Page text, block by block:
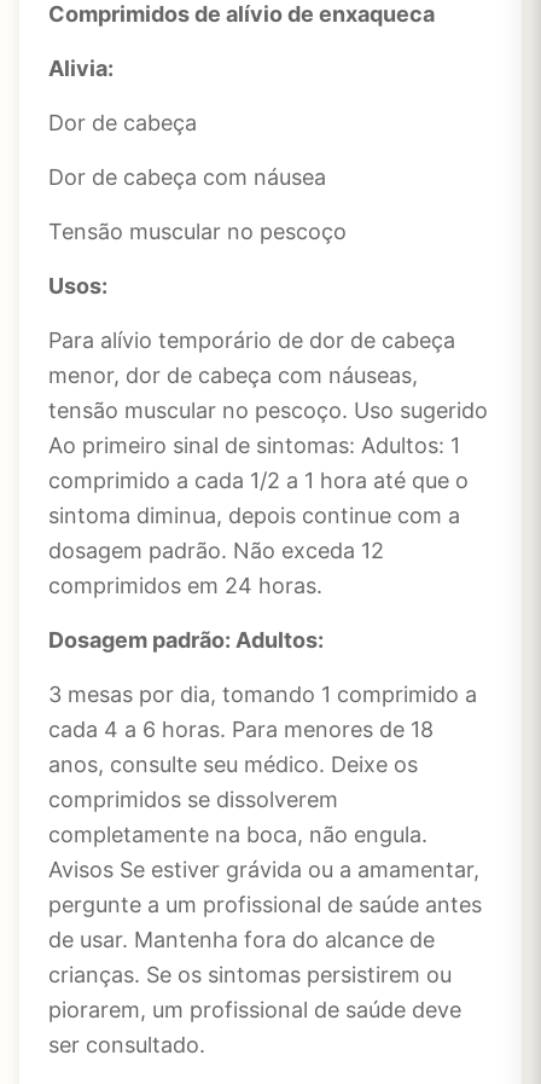
Comprimidos de alívio de enxaqueca
Alivia:
Dor de cabeça
Dor de cabeça com náusea
Tensão muscular no pescoço
Usos:
Para alívio temporário de dor de cabeça
menor, dor de cabeça com náuseas,
tensão muscular no pescoço. Uso sugerido
Ao primeiro sinal de sintomas: Adultos: 1
comprimido a cada 1/2 a 1 hora até que o
sintoma diminua, depois continue com a
dosagem padrão. Não exceda 12
comprimidos em 24 horas.
Dosagem padrão: Adultos:
3 mesas por dia, tomando 1 comprimido a
cada 4 a 6 horas. Para menores de 18
anos, consulte seu médico. Deixe os
comprimidos se dissolverem
completamente na boca, não engula.
Avisos Se estiver grávida ou a amamentar,
pergunte a um profissional de saúde antes
de usar. Mantenha fora do alcance de
crianças. Se os sintomas persistirem ou
piorarem, um profissional de saúde deve
ser consultado.